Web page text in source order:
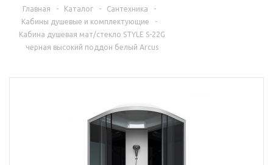
Главная - Каталог - Сантехника
-
Кабины душевые и комплектующие
-
Кабина душевая мат/стекло STYLE S-22G
черная высокий поддон белый Arcus